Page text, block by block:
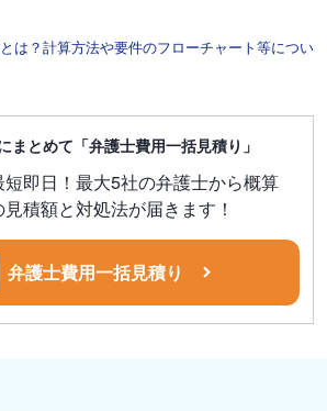
は？計算方法や要件のフローチャート等につい
まとめて「弁護士費用一括見積り」
短即日！最大5社の弁護士から概算
見積額と対処法が届きます！
弁護士費用一括見積り